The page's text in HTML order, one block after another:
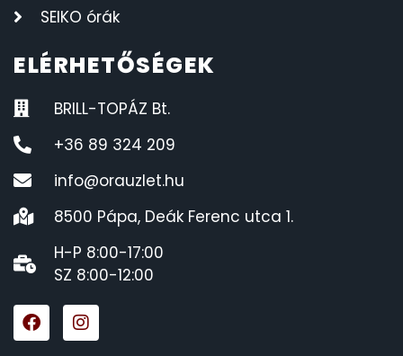
SEIKO órák
ELÉRHETŐSÉGEK
BRILL-TOPÁZ Bt.
+36 89 324 209
info@orauzlet.hu
8500 Pápa, Deák Ferenc utca 1.
H-P 8:00-17:00
SZ 8:00-12:00